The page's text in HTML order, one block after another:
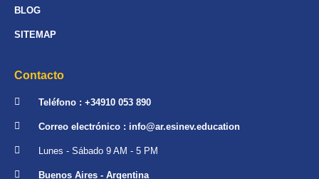
BLOG
SITEMAP
Contacto
Teléfono : +34910 053 890
Correo electrónico : info@ar.esinev.education
Lunes - Sábado 9 AM - 5 PM
Buenos Aires - Argentina